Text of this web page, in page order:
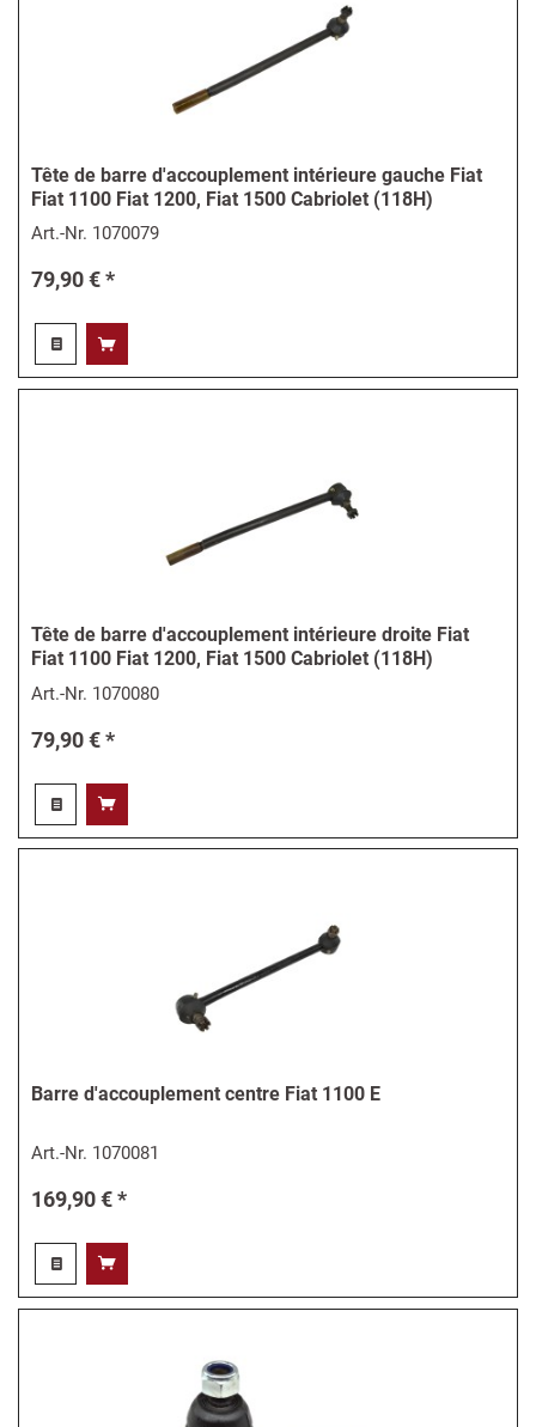
Tête de barre d'accouplement intérieure gauche Fiat
Fiat 1100 Fiat 1200, Fiat 1500 Cabriolet (118H)
Art.-Nr. 1070079
79,90 € *
Tête de barre d'accouplement intérieure droite Fiat
Fiat 1100 Fiat 1200, Fiat 1500 Cabriolet (118H)
Art.-Nr. 1070080
79,90 € *
Barre d'accouplement centre Fiat 1100 E
Art.-Nr. 1070081
169,90 € *